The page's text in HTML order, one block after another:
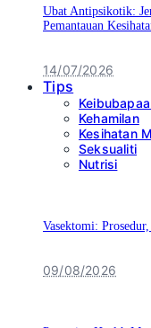
Ubat Antipsikotik:
Pemantauan
14/07/2026
Tips
Kehamilan
Kesihatan
Seksualiti
Nutrisi
Vasektomi:
09/08/2026